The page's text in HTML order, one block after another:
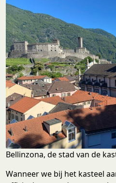
Bellinzona, de stad van de
Wanneer we bij het kasteel